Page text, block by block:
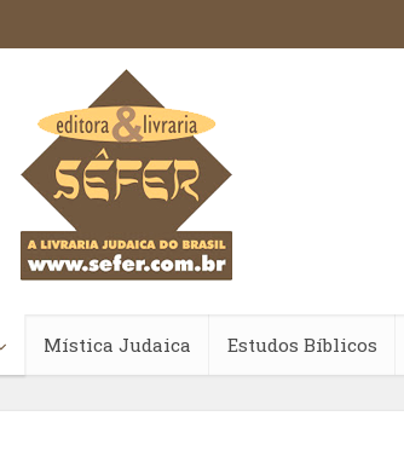
Mística Judaica Estudos Bíblicos